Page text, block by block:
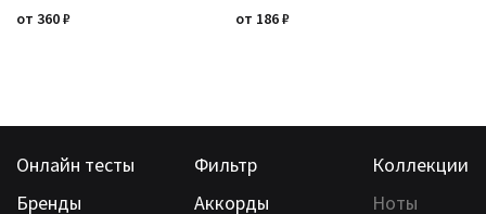
от 360₽ от 186₽
Онлайн тесты Фильтр
Коллекции
Бренды
Аккорды Ноты